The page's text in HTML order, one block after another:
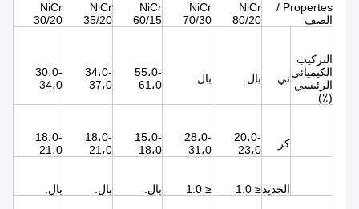
Propertes /
الصف
NiCr
80/20
NiCr
70/30
NiCr
60/15
NiCr
35/20
NiCr
30/20
التركيب
الكيميائي
الرئيسي
(٪)
ني بال. بال.
55،0-
61،0
34،0-
37،0
30،0-
34،0
كر
20،0-
23،0
28،0-
31،0
15،0-
18،0
18،0-
21،0
18،0-
21،0
الحديد≤ 1.0
≤ 1.0 بال. بال. بال.